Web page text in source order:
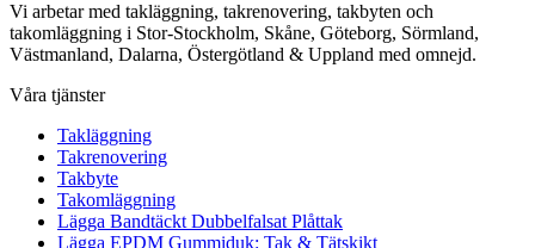
Vi arbetar med takläggning, takrenovering, takbyten och
takomläggning i Stor-Stockholm, Skåne, Göteborg, Sörmland,
Västmanland, Dalarna, Östergötland & Uppland med omnejd.
Våra tjänster
Takläggning
Takrenovering
Takbyte
Takomläggning
Lägga Bandtäckt Dubbelfalsat Plåttak
Lägga EPDM Gummiduk: Tak & Tätskikt